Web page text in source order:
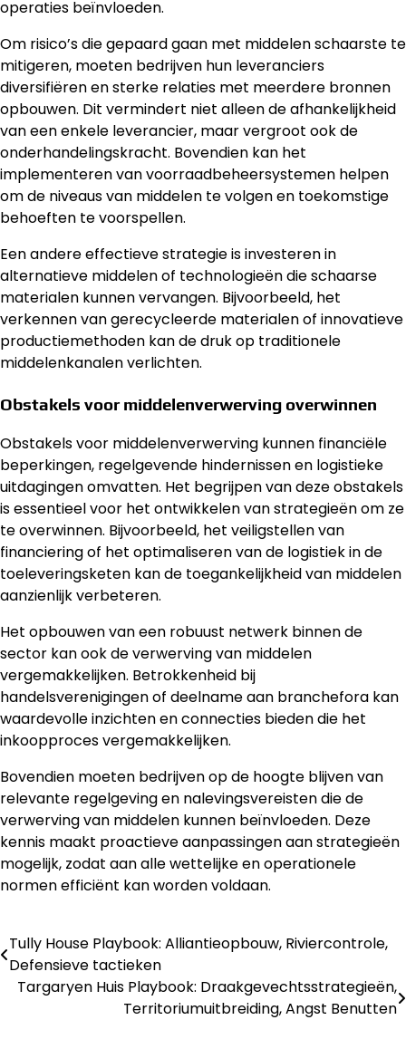
operaties beïnvloeden.
Om risico’s die gepaard gaan met middelen schaarste te
mitigeren, moeten bedrijven hun leveranciers
diversifiëren en sterke relaties met meerdere bronnen
opbouwen. Dit vermindert niet alleen de afhankelijkheid
van een enkele leverancier, maar vergroot ook de
onderhandelingskracht. Bovendien kan het
implementeren van voorraadbeheersystemen helpen
om de niveaus van middelen te volgen en toekomstige
behoeften te voorspellen.
Een andere effectieve strategie is investeren in
alternatieve middelen of technologieën die schaarse
materialen kunnen vervangen. Bijvoorbeeld, het
verkennen van gerecycleerde materialen of innovatieve
productiemethoden kan de druk op traditionele
middelenkanalen verlichten.
Obstakels voor middelenverwerving overwinnen
Obstakels voor middelenverwerving kunnen financiële
beperkingen, regelgevende hindernissen en logistieke
uitdagingen omvatten. Het begrijpen van deze obstakels
is essentieel voor het ontwikkelen van strategieën om ze
te overwinnen. Bijvoorbeeld, het veiligstellen van
financiering of het optimaliseren van de logistiek in de
toeleveringsketen kan de toegankelijkheid van middelen
aanzienlijk verbeteren.
Het opbouwen van een robuust netwerk binnen de
sector kan ook de verwerving van middelen
vergemakkelijken. Betrokkenheid bij
handelsverenigingen of deelname aan branchefora kan
waardevolle inzichten en connecties bieden die het
inkoopproces vergemakkelijken.
Bovendien moeten bedrijven op de hoogte blijven van
relevante regelgeving en nalevingsvereisten die de
verwerving van middelen kunnen beïnvloeden. Deze
kennis maakt proactieve aanpassingen aan strategieën
mogelijk, zodat aan alle wettelijke en operationele
normen efficiënt kan worden voldaan.
Post
navigation
Tully House Playbook: Alliantieopbouw, Riviercontrole,
Defensieve tactieken
Targaryen Huis Playbook: Draakgevechtsstrategieën,
Territoriumuitbreiding, Angst Benutten